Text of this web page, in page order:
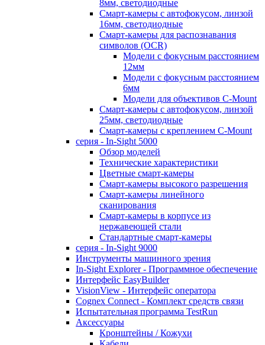
8мм, светодиодные
Смарт-камеры с автофокусом, линзой
16мм, светодиодные
Смарт-камеры для распознавания
символов (OCR)
Модели с фокусным расстоянием
12мм
Модели с фокусным расстоянием
6мм
Модели для объективов C-Mount
Смарт-камеры с автофокусом, линзой
25мм, светодиодные
Смарт-камеры с креплением C-Mount
серия - In-Sight 5000
Обзор моделей
Технические характеристики
Цветные смарт-камеры
Смарт-камеры высокого разрешения
Смарт-камеры линейного
сканирования
Смарт-камеры в корпусе из
нержавеющей стали
Стандартные смарт-камеры
серия - In-Sight 9000
Инструменты машинного зрения
In-Sight Explorer - Программное обеспечение
Интерфейс EasyBuilder
VisionView - Интерфейс оператора
Cognex Connect - Комплект средств связи
Испытательная программа TestRun
Аксессуары
Кронштейны / Кожухи